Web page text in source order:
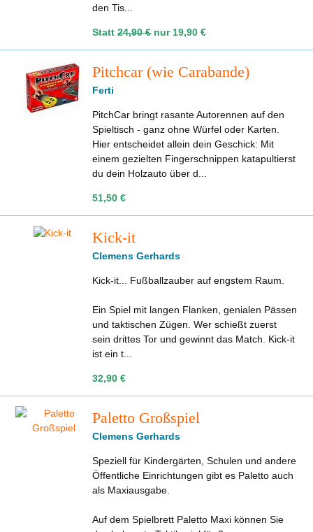
den Tis...
Statt24,90 €nur 19,90 €
Pitchcar (wie Carabande)
Ferti
PitchCar bringt rasante Autorennen auf den
Spieltisch - ganz ohne Würfel oder Karten.
Hier entscheidet allein dein Geschick: Mit
einem gezielten Fingerschnippen katapultierst
du dein Holzauto über d...
51,50 €
Kick-it
Clemens Gerhards
Kick-it... Fußballzauber auf engstem Raum.
Ein Spiel mit langen Flanken, genialen Pässen
und taktischen Zügen. Wer schießt zuerst
sein drittes Tor und gewinnt das Match. Kick-it
ist ein t...
32,90 €
Paletto Großspiel
Clemens Gerhards
Speziell für Kindergärten, Schulen und andere
Öffentliche Einrichtungen gibt es Paletto auch
als Maxiausgabe.
Auf dem Spielbrett Paletto Maxi können Sie